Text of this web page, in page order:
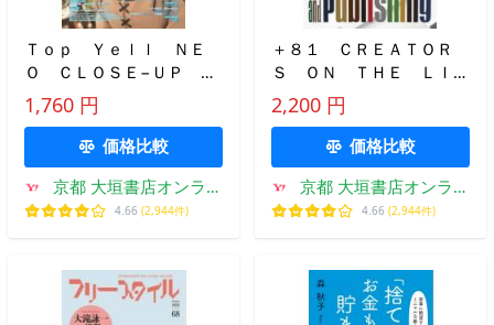
Ｔｏｐ Ｙｅｌｌ ＮＥ
Ｏ ＣＬＯＳＥ−ＵＰ Ｎ
ＥＸＴ ＢＲＥＡＫ ＩＤ
ＯＬ ２０２５ＳＰＲＩＮ
1,760 円
価格比較
京都 大垣書店オンライ
ン
4.66 (2,944件)
＋８１ ＣＲＥＡＴＯＲ
Ｓ ＯＮ ＴＨＥ ＬＩＮ
Ｅ： ＶＯＬ．９６（２０
２６ＷＩＮＴＥＲ）
2,200 円
価格比較
京都 大垣書店オンライ
ン
4.66 (2,944件)